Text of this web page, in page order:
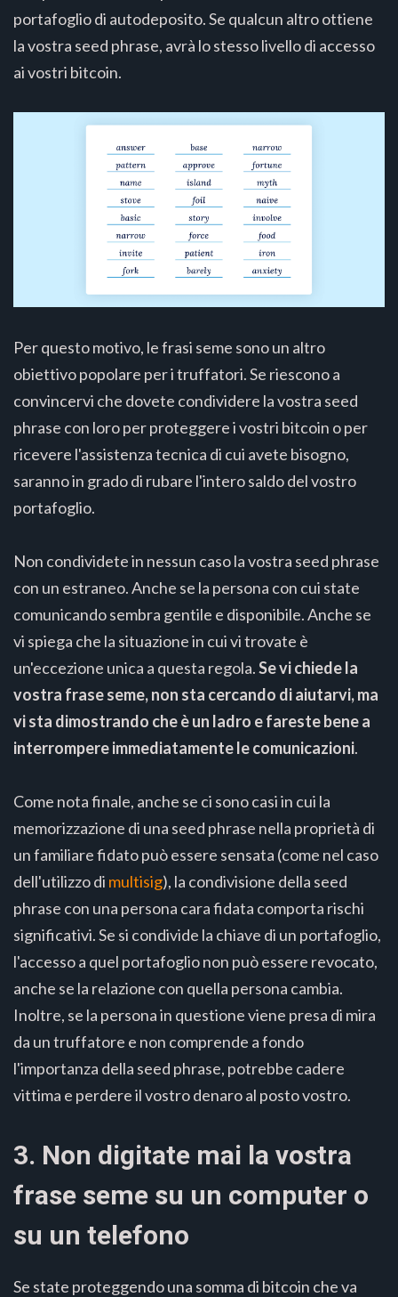
portafoglio di autodeposito. Se qualcun altro ottiene
la vostra seed phrase, avrà lo stesso livello di accesso
ai vostri bitcoin.
Per questo motivo, le frasi seme sono un altro
obiettivo popolare per i truffatori. Se riescono a
convincervi che dovete condividere la vostra seed
phrase con loro per proteggere i vostri bitcoin o per
ricevere l'assistenza tecnica di cui avete bisogno,
saranno in grado di rubare l'intero saldo del vostro
portafoglio.
Non condividete in nessun caso la vostra seed phrase
con un estraneo. Anche se la persona con cui state
comunicando sembra gentile e disponibile. Anche se
vi spiega che la situazione in cui vi trovate è
un'eccezione unica a questa regola.Se vi chiede la
vostra frase seme, non sta cercando di aiutarvi, ma
vi sta dimostrando che è un ladro e fareste bene a
interrompere immediatamente le comunicazioni.
Come nota finale, anche se ci sono casi in cui la
memorizzazione di una seed phrase nella proprietà di
un familiare fidato può essere sensata (come nel caso
dell'utilizzo di multisig), la condivisione della seed
phrase con una persona cara fidata comporta rischi
significativi. Se si condivide la chiave di un portafoglio,
l'accesso a quel portafoglio non può essere revocato,
anche se la relazione con quella persona cambia.
Inoltre, se la persona in questione viene presa di mira
da un truffatore e non comprende a fondo
l'importanza della seed phrase, potrebbe cadere
vittima e perdere il vostro denaro al posto vostro.
3. Non digitate mai la vostra
frase seme su un computer o
su un telefono
Se state proteggendo una somma di bitcoin che va